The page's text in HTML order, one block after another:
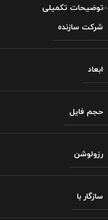
توضیحات تکمیلی
شرکت سازنده
ابعاد
حجم فایل
رزولوشن
سازگار با